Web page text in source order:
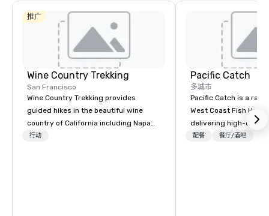
推广
Wine Country Trekking
San Francisco
Wine Country Trekking provides
guided hikes in the beautiful wine
country of California including Napa
and Sonoma Valleys. These
行动
Pacific Catch
多城市
Pacific Catch is a
West Coast Fish
delivering high-
seafood with a
配餐 餐厅/酒吧